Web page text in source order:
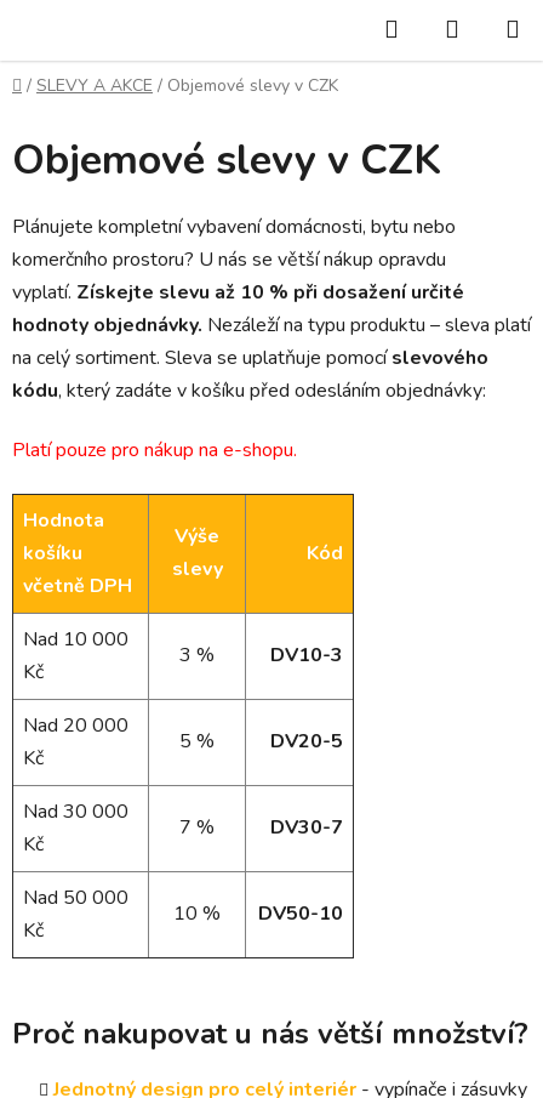
obsah
Hledat
KOŠÍK
Domů
/ SLEVY A AKCE / Objemové slevy v CZK
Objemové slevy v CZK
Plánujete kompletní vybavení domácnosti, bytu nebo
komerčního prostoru? U nás se větší nákup opravdu
vyplatí. Získejte slevu až 10 % při dosažení určité
hodnoty objednávky. Nezáleží na typu produktu – sleva platí
na celý sortiment. Sleva se uplatňuje pomocíslevového
kódu, který zadáte v košíku před odesláním objednávky:
Platí pouze pro nákup na e-shopu.
Hodnota
košíku
včetně DPH
Výše
slevy
Kód
Nad 10 000
Kč
3 % DV10-3
Nad 20 000
Kč
5 % DV20-5
Nad 30 000
Kč
7 % DV30-7
Nad 50 000
Kč
10 % DV50-10
Proč nakupovat u nás větší množství?
Jednotný design pro celý interiér - vypínače i zásuvky